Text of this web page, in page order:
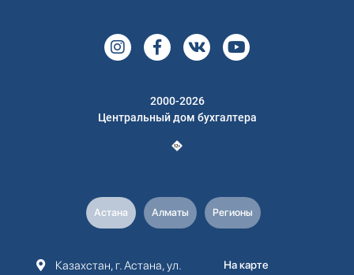
2000-2026
Центральный дом бухгалтера
Астана Алматы Регионы
Казахстан, г. Астана, ул.
На карте